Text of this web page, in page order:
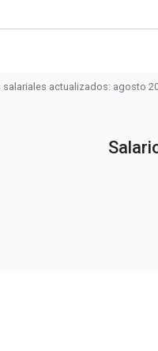
salariales actualizados: agosto